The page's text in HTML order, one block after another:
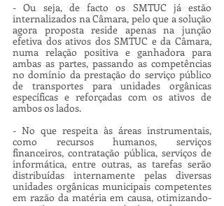
- Ou seja, de facto os SMTUC já estão
internalizados na Câmara, pelo que a solução
agora proposta reside apenas na junção
efetiva dos ativos dos SMTUC e da Câmara,
numa relação positiva e ganhadora para
ambas as partes, passando as competências
no domínio da prestação do serviço público
de transportes para unidades orgânicas
específicas e reforçadas com os ativos de
ambos os lados.
- No que respeita às áreas instrumentais,
como recursos humanos, serviços
financeiros, contratação pública, serviços de
informática, entre outras, as tarefas serão
distribuídas internamente pelas diversas
unidades orgânicas municipais competentes
em razão da matéria em causa, otimizando-